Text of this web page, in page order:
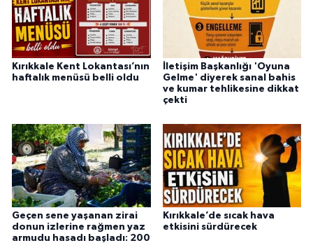
Kırıkkale Kent Lokantası’nın
haftalık menüsü belli oldu
İletişim Başkanlığı 'Oyuna
Gelme' diyerek sanal bahis
ve kumar tehlikesine dikkat
çekti
Geçen sene yaşanan zirai
donun izlerine rağmen yaz
armudu hasadı başladı: 200
Kırıkkale’de sıcak hava
etkisini sürdürecek